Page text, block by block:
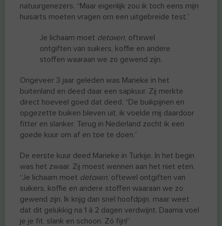
natuurgenezers. “Maar eigenlijk zou ik toch eens mijn
huisarts moeten vragen om een uitgebreide test.”
Je lichaam moet detoxen , oftewel
ontgiften van suikers, koffie en andere
stoffen waaraan we zo gewend zijn.
Ongeveer 3 jaar geleden was Marieke in het
buitenland en deed daar een sapkuur. Zij merkte
direct hoeveel goed dat deed. “De buikpijnen en
opgezette buiken bleven uit, ik voelde mij daardoor
fitter en slanker. Terug in Nederland zocht ik een
goede kuur om af en toe te doen.”
De eerste kuur deed Marieke in Turkije. In het begin
was het zwaar. Zij moest wennen aan het niet eten.
“Je lichaam moet detoxen , oftewel ontgiften van
suikers, koffie en andere stoffen waaraan we zo
gewend zijn. Ik krijg dan snel hoofdpijn, maar weet
dat dit gelukkig na 1 à 2 dagen verdwijnt. Daarna voel
je je fit, slank en schoon. Zó fijn!”